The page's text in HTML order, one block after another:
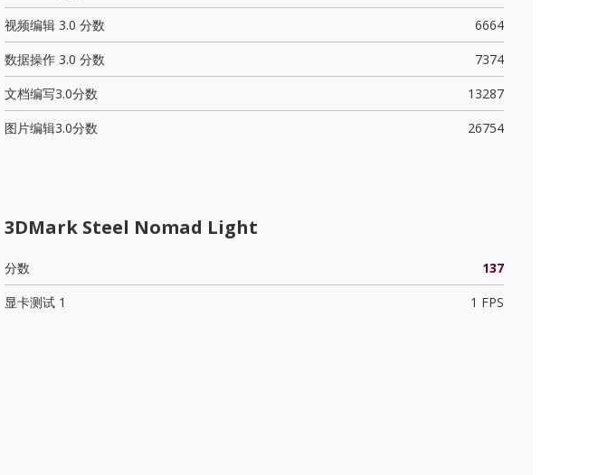
视频编辑 3.0 分数
6664
数据操作 3.0 分数
7374
文档编写3.0分数
13287
图片编辑3.0分数
26754
3DMark Steel Nomad Light
分数
137
显卡测试 1
1 FPS